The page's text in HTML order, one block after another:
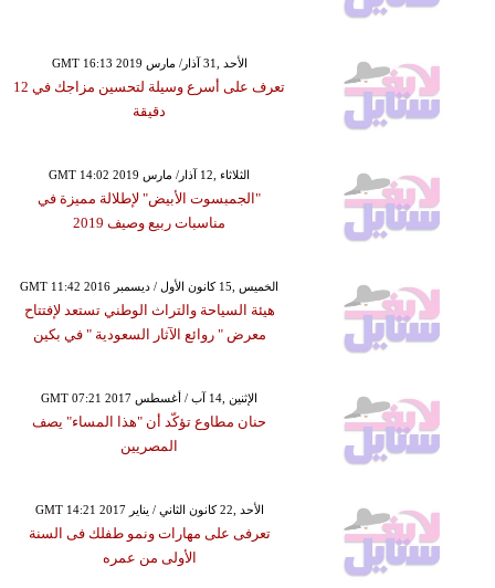
GMT 16:13 2019 الأحد ,31 آذار/ مارس
تعرف على أسرع وسيلة لتحسين مزاجك في 12
دقيقة
GMT 14:02 2019 الثلاثاء ,12 آذار/ مارس
"الجمبسوت الأبيض" لإطلالة مميزة في
مناسبات ربيع وصيف 2019
GMT 11:42 2016 الخميس ,15 كانون الأول / ديسمبر
هيئة السياحة والتراث الوطني تستعد لإفتتاح
معرض " روائع الآثار السعودية " في بكين
GMT 07:21 2017 الإثنين ,14 آب / أغسطس
حنان مطاوع تؤكّد أن "هذا المساء" يصف
المصريين
GMT 14:21 2017 الأحد ,22 كانون الثاني / يناير
تعرفى على مهارات ونمو طفلك فى السنة
الأولى من عمره